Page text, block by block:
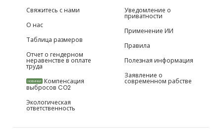
Свяжитесь с нами
О нас
Таблица размеров
Отчет о гендерном
неравенстве в оплате
труда
НОВИНКИ Компенсация
выбросов CO2
Экологическая
ответственность
Уведомление о
приватности
Применение ИИ
Правила
Полезная информация
Заявление о
современном рабстве